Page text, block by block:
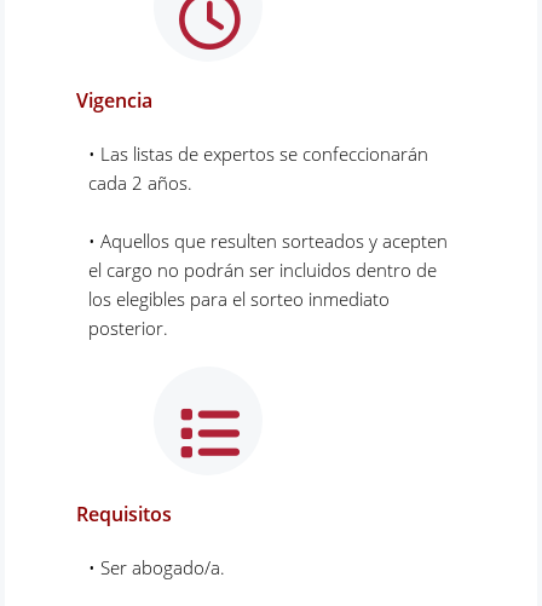
Vigencia
• Las listas de expertos se confeccionarán
cada 2 años.
• Aquellos que resulten sorteados y acepten
el cargo no podrán ser incluidos dentro de
los elegibles para el sorteo inmediato
posterior.
Requisitos
• Ser abogado/a.